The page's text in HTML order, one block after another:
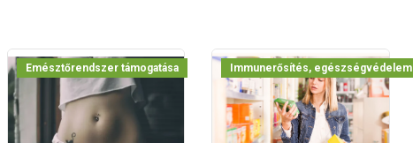
0%)
0%)
0%)
0 g
0 g
0%)
Emésztőrendszer támogatása Immunerősítés, egészségvédelem